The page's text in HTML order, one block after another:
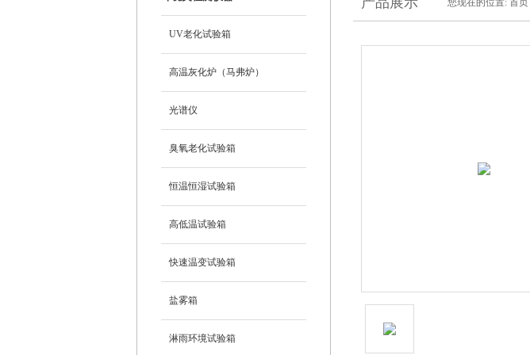
UV老化试验箱
高温灰化炉（马弗炉）
光谱仪
臭氧老化试验箱
恒温恒湿试验箱
高低温试验箱
快速温变试验箱
盐雾箱
淋雨环境试验箱
您现在的位置: 首页